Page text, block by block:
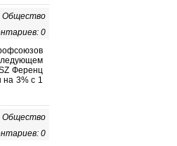
Общество
0
Ференц
на 3% с 1
Общество
0